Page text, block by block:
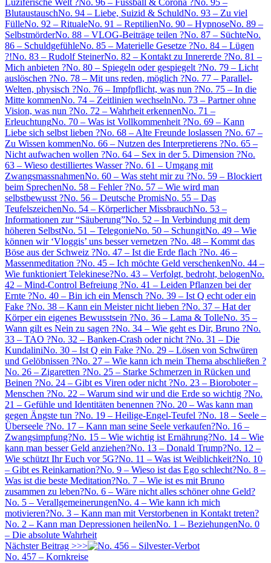
Luziferische Welt ?No. 96 – Fussball & Corona ?No. 95 –
BlutaustauschNo. 94 – Liebe, Suizid & SchuldNo. 93 – Zu viel
FülleNo. 92 – RitualeNo. 91 – ReptilienNo. 90 – HypnoseNo. 89 –
SelbstmörderNo. 88 – VLOG-Beiträge teilen ?No. 87 – SüchteNo.
86 – SchuldgefühleNo. 85 – Materielle Gesetze ?No. 84 – Lügen
?!No. 83 – Rudolf SteinerNo. 82 – Kontakt zu Innererde ?No. 81 –
Mich anbieten ?No. 80 – Spiegeln oder gespiegelt ?No. 79 – Licht
auslöschen ?No. 78 – Mit uns reden, möglich ?No. 77 – Parallel-
Welten, physisch ?No. 76 – Impfpflicht, was nun ?No. 75 – In die
Mitte kommenNo. 74 – Zeitlinien wechselnNo. 73 – Partner ohne
Vision, was nun ?No. 72 – Wahrheit erkennenNo. 71 –
ErleuchtungNo. 70 – Was ist Vollkommenheit ?No. 69 – Kann
Liebe sich selbst lieben ?No. 68 – Alte Freunde loslassen ?No. 67 –
Zu Wissen kommenNo. 66 – Nutzen des Interpretierens ?No. 65 –
Nicht aufwachen wollen ?No. 64 – Sex in der 5. Dimension ?No.
63 – Wieso destilliertes Wasser ?No. 61 – Umgang mit
ZwangsmassnahmenNo. 60 – Was steht mir zu ?No. 59 – Blockiert
beim SprechenNo. 58 – Fehler ?No. 57 – Wie wird man
selbstbewusst ?No. 56 – Deutsche PromisNo. 55 – Das
TeufelszeichenNo. 54 – Körperlicher MissbrauchNo. 53 –
Informationen zur “Säuberung”No. 52 – In Verbindung mit dem
höheren SelbstNo. 51 – TelegonieNo. 50 – SchungitNo. 49 – Wie
können wir ‘Vloggis’ uns besser vernetzen ?No. 48 – Kommt das
Böse aus der Schweiz ?No. 47 – Ist die Erde flach ?No. 46 –
Massenmeditation ?No. 45 – Ich möchte Geld verschenkenNo. 44 –
Wie funktioniert Telekinese?No. 43 – Verfolgt, bedroht, belogenNo.
42 – Mind-Control Befreiung ?No. 41 – Leiden Pflanzen bei der
Ernte ?No. 40 – Bin ich ein Mensch ?No. 39 – Ist Q echt oder ein
Fake ?No. 38 – Kann ein Meister nicht lieben ?No. 37 – Hat der
Körper ein eigenes Bewusstsein ?No. 36 – Lama & TolleNo. 35 –
Wann gilt es Nein zu sagen ?No. 34 – Wie geht es Dir, Bruno ?No.
33 – TAO ?No. 32 – Banken-Crash oder nicht ?No. 31 – Die
KundaliniNo. 30 – Ist Q ein Fake ?No. 29 – Lösen von Schwüren
und Gelöbnissen ?No. 27 – Wie kann ich mein Thema abschließen ?
No. 26 – Zigaretten ?No. 25 – Starke Schmerzen in Rücken und
Beinen ?No. 24 – Gibt es Viren oder nicht ?No. 23 – Bioroboter –
Menschen ?No. 22 – Warum sind wir und die Erde so wichtig ?No.
21 – Gefühle und Identitäten benennen ?No. 20 – Was kann man
gegen Ängste tun ?No. 19 – Heilige-Engel-Teufel ?No. 18 – Seele –
Überseele ?No. 17 – Kann man seine Seele verkaufen?No. 16 –
Zwangsimpfung?No. 15 – Wie wichtig ist Ernährung?No. 14 – Wie
kann man besser Geld anziehen?No. 13 – Donald Trump?No. 12 –
Wie schützt Ihr Euch vor 5G?No. 11 – Was ist Weiblichkeit?No. 10
– Gibt es Reinkarnation?No. 9 – Wieso ist das Ego schlecht?No. 8 –
Was ist die beste Meditation?No. 7 – Wie ist es mit Bruno
zusammen zu leben?No. 6 – Wäre nicht alles schöner ohne Geld?
No. 5 – VerallgemeinerungenNo. 4 – Wie kann ich mich
motivieren?No. 3 – Kann man mit Verstorbenen in Kontakt treten?
No. 2 – Kann man Depressionen heilenNo. 1 – BeziehungenNo. 0
– Die absolute Wahrheit
Nächster Beitrag >>>
No. 457 – Kornkreise